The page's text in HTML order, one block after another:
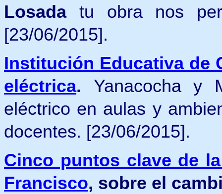
Losada tu obra nos
[23/06/2015].
Institución Educativa de
eléctrica. Yanacocha y
eléctrico en aulas y
docentes. [23/06/2015].
Cinco puntos clave de
Francisco, sobre el